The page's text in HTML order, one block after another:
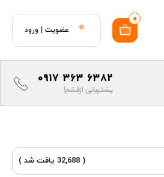
0
عضویت
ورود
0917 363 6382
پشتیبانی ازقشم!
( 32,688 یافت شد )